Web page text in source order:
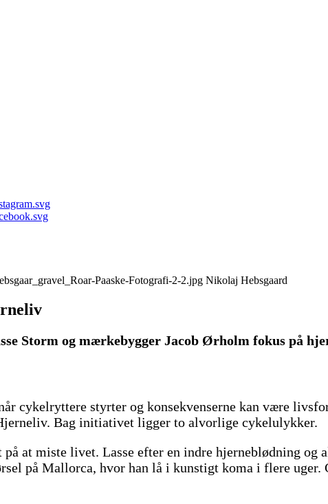
Nikolaj Hebsgaard
Storm og mærkebygger Jacob Ørholm fokus på
cykelryttere styrter og konsekvenserne kan være
Bag initiativet ligger to alvorlige cykelulykker.
at miste livet. Lasse efter en indre hjerneblødning
på Mallorca, hvor han lå i kunstigt koma i flere